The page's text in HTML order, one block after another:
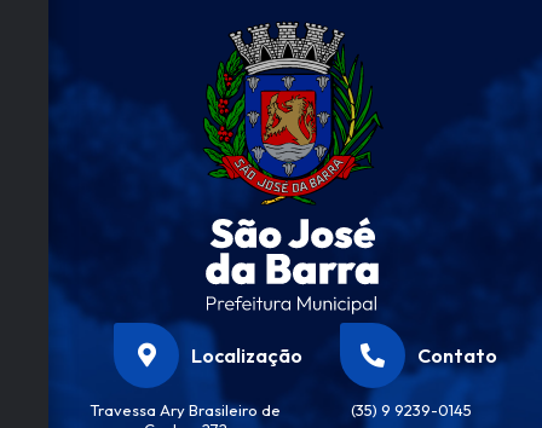
Localização
Travessa Ary Brasileiro de
Contato
(35) 9 9239-0145